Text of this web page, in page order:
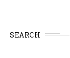
SEARCH